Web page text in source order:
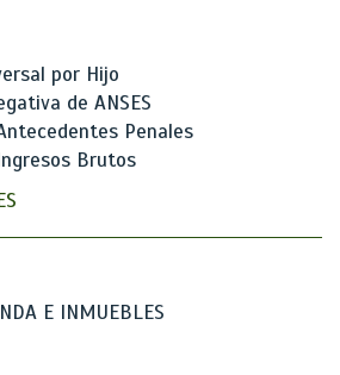
por Hijo
de ANSES
Penales
Brutos
E INMUEBLES